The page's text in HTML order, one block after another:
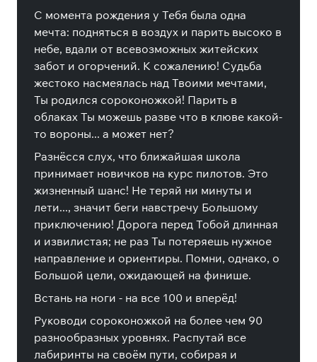
С момента рождения у Тебя была одна
мечта: подняться в воздух и парить высоко в
небе, вдали от всевозможных житейских
забот и огорчений. К сожалению! Судьба
жестоко насмеялась над Твоими мечтами,
Ты родился сороконожкой! Парить в
облаках Ты можешь разве что в клюве какой-
то вороны... а может нет?
Разнёсся слух, что ближайшая школа
принимает новичков на курс пилотов. Это
жизненный шанс! Не теряй ни минуты и
лети..., значит беги навстречу Большому
приключению! Дорога перед Тобой длинная
и извилистая; не раз Ты потеряешь нужное
направление и ориентиры. Помни, однако, о
Большой цели, ожидающей на финише.
Встань на ноги - на все 100 и вперёд!
Руководи сороконожкой на более чем 90
разнообразных уровнях. Распутай все
лабиринты на своём пути, собирая и